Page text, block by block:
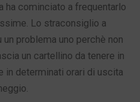
ha cominciato a frequentarlo
Lo straconsiglio a
problema uno perchè non
un cartellino da tenere in
in determinati orari di uscita